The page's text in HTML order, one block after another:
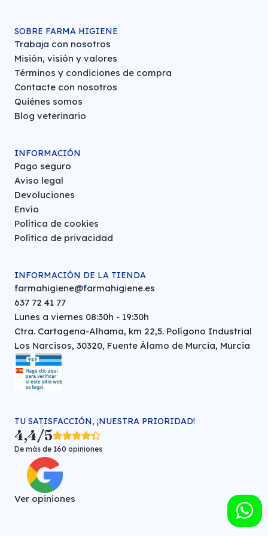
SOBRE FARMA HIGIENE
Trabaja con nosotros
Misión, visión y valores
Términos y condiciones de compra
Contacte con nosotros
Quiénes somos
Blog veterinario
INFORMACIÓN
Pago seguro
Aviso legal
Devoluciones
Envío
Política de cookies
Política de privacidad
INFORMACIÓN DE LA TIENDA
farmahigiene@farmahigiene.es
637 72 41 77
Lunes a viernes 08:30h - 19:30h
Ctra. Cartagena-Alhama, km 22,5. Polígono Industrial
Los Narcisos, 30320, Fuente Álamo de Murcia, Murcia
TU SATISFACCIÓN, ¡NUESTRA PRIORIDAD!
4,4/5
De más de 160 opiniones
Ver opiniones